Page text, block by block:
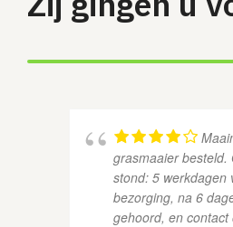
grasmaaier besteld.
stond: 5 werkdagen
bezorging, na 6
gehoord, en contact